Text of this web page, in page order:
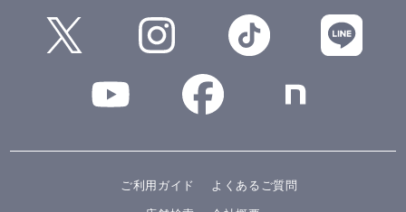
ご利用ガイド
よくあるご質問